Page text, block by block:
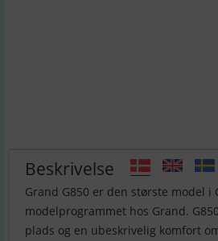
Beskrivelse
Grand G850 er den største model i
modelprogrammet hos Grand.
plads og en ubeskrivelig komfort